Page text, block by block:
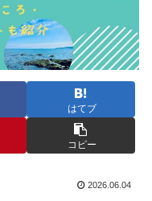
はてブ
コピー
2026.06.04